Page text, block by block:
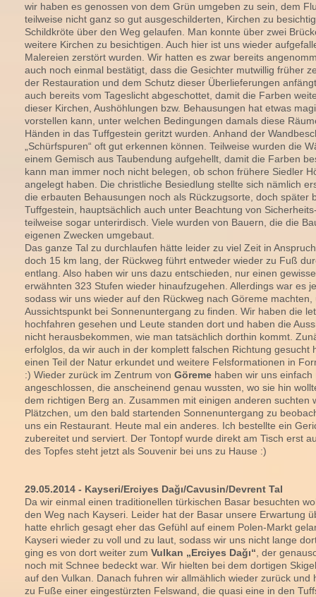
wir haben es genossen von dem Grün umgeben zu sein, dem
teilweise nicht ganz so gut ausgeschilderten, Kirchen zu
Schildkröte über den Weg gelaufen. Man konnte über zwei
weitere Kirchen zu besichtigen. Auch hier ist uns wieder
Malereien zerstört wurden. Wir hatten es zwar bereits
auch noch einmal bestätigt, dass die Gesichter mutwillig früher
der Restauration und dem Schutz dieser Überlieferungen
auch bereits vom Tageslicht abgeschottet, damit die Farben
dieser Kirchen, Aushöhlungen bzw. Behausungen hat etwas
vorstellen kann, unter welchen Bedingungen damals diese
Händen in das Tuffgestein geritzt wurden. Anhand der
„Schürfspuren“ oft gut erkennen können. Teilweise wurden die
einem Gemisch aus Taubendung aufgehellt, damit die Farben
kann man immer noch nicht belegen, ob schon frühere Siedler
angelegt haben. Die christliche Besiedlung stellte sich nämlich
die erbauten Behausungen noch als Rückzugsorte, doch später
Tuffgestein, hauptsächlich auch unter Beachtung von
teilweise sogar unterirdisch. Viele wurden von Bauern, die die
eigenen Zwecken umgebaut.
Das ganze Tal zu durchlaufen hätte leider zu viel Zeit in
doch 15 km lang, der Rückweg führt entweder wieder zu Fuß
entlang. Also haben wir uns dazu entschieden, nur einen
erwähnten 323 Stufen wieder hinaufzugehen. Allerdings war es
sodass wir uns wieder auf den Rückweg nach Göreme
Aussichtspunkt bei Sonnenuntergang zu finden. Wir haben die
hochfahren gesehen und Leute standen dort und haben die
nicht herausbekommen, wie man tatsächlich dorthin kommt.
erfolglos, da wir auch in der komplett falschen Richtung gesucht
einen Teil der Natur erkundet und weitere Felsformationen in
:) Wieder zurück im Zentrum von Göreme haben wir uns
angeschlossen, die anscheinend genau wussten, wo sie hin
dem richtigen Berg an. Zusammen mit einigen anderen suchten
Plätzchen, um den bald startenden Sonnenuntergang zu
uns ein Restaurant. Heute mal ein anderes. Ich bestellte ein
zubereitet und serviert. Der Tontopf wurde direkt am Tisch erst
des Topfes steht jetzt als Souvenir bei uns zu Hause :)
29.05.2014 - Kayseri/Erciyes Dağı/Cavusin/Devrent Tal
Da wir einmal einen traditionellen türkischen Basar besuchten
den Weg nach Kayseri. Leider hat der Basar unsere Erwartung
hatte ehrlich gesagt eher das Gefühl auf einem Polen-Markt
Kayseri wieder zu voll und zu laut, sodass wir uns nicht lange
ging es von dort weiter zum Vulkan „Erciyes Dağı“ , der
noch mit Schnee bedeckt war. Wir hielten bei dem dortigen
auf den Vulkan. Danach fuhren wir allmählich wieder zurück und
zu Fuße einer eingestürzten Felswand, die quasi eine in den